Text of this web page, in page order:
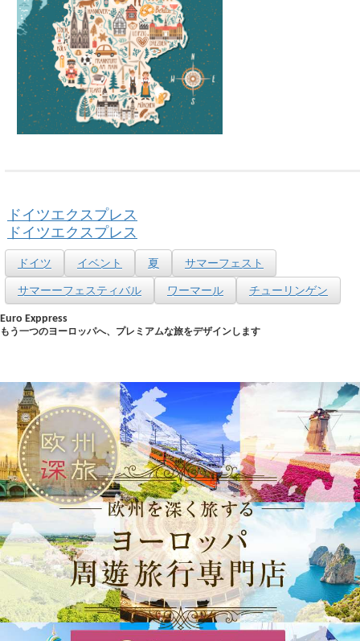
ドイツエクスプレス
ドイツエクスプレス
ドイツ イベント 夏
サマーフェスト
サマーーフェスティバル
ワーマール チューリンゲン
Euro Exppress
もう一つのヨーロッパへ、プレミアムな旅をデザインします